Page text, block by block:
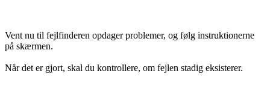
Vent nu til fejlfinderen opdager problemer, og følg instruktionerne
på skærmen.
Når det er gjort, skal du kontrollere, om fejlen stadig eksisterer.